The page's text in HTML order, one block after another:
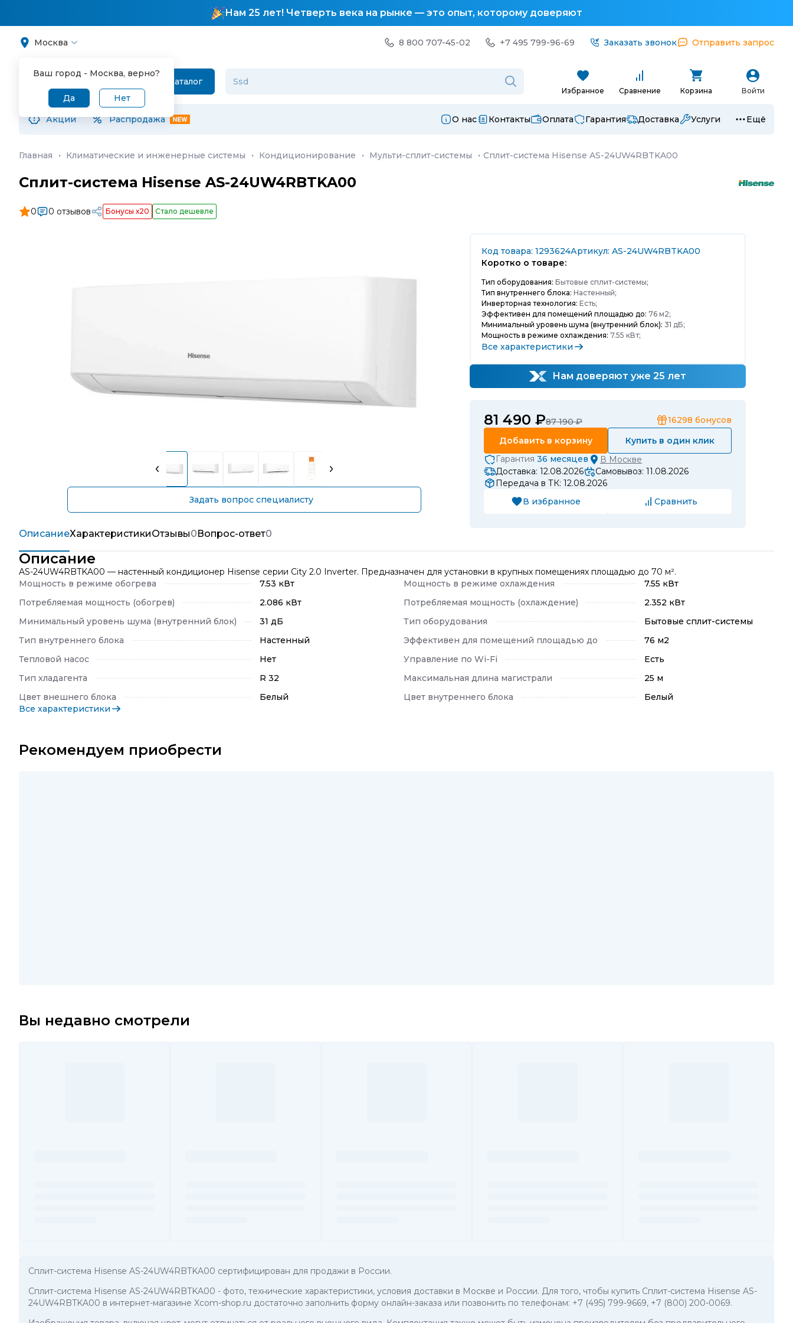
Нам 25 лет! Четверть века на рынке — это опыт, которому доверяют
Москва
Ваш город - Москва, верно?
Да Нет
8 800 707-45-02 +7 495 799-96-69 Заказать звонок Отправить запрос
Каталог
Избранное Сравнение Корзина Войти
Акции Распродажа О нас Контакты Оплата Гарантия Доставка Услуги Ещё
Главная · Климатические и инженерные системы · Кондиционирование · Мульти-сплит-системы · Сплит-система Hisense AS-24UW4RBTKA00
Сплит-система Hisense AS-24UW4RBTKA00
0 0 отзывов Бонусы х20 Стало дешевле
Задать вопрос специалисту
Код товара: 1293624Артикул: AS-24UW4RBTKA00
Коротко о товаре:
Тип оборудования: Бытовые сплит-системы;
Тип внутреннего блока: Настенный;
Инверторная технология: Есть;
Эффективен для помещений площадью до: 76 м2;
Минимальный уровень шума (внутренний блок): 31 дБ;
Мощность в режиме охлаждения: 7.55 кВт;
Все характеристики
Нам доверяют уже 25 лет
81 490 ₽87 190 ₽ 16298 бонусов
Добавить в корзину
Купить в один клик
Гарантия 36 месяцев В Москве
Доставка: 12.08.2026
Самовывоз: 11.08.2026
Передача в ТК: 12.08.2026
В избранное
Сравнить
ОписаниеХарактеристикиОтзывы0Вопрос-ответ0
Описание
AS-24UW4RBTKA00 — настенный кондиционер Hisense серии City 2.0 Inverter. Предназначен для установки в крупных помещениях площадью до 70 м².
Мощность в режиме обогрева
7.53 кВт Мощность в режиме охлаждения
7.55 кВт
Потребляемая мощность (обогрев)
2.086 кВт Потребляемая мощность (охлаждение)
2.352 кВт
Минимальный уровень шума (внутренний блок)
31 дБ Тип оборудования
Бытовые сплит-системы
Тип внутреннего блока
Настенный Эффективен для помещений площадью до
76 м2
Тепловой насос
Нет Управление по Wi-Fi
Есть
Тип хладагента
R 32 Максимальная длина магистрали
25 м
Цвет внешнего блока
Белый Цвет внутреннего блока
Белый
Все характеристики
Рекомендуем приобрести
Вы недавно смотрели
Сплит-система Hisense AS-24UW4RBTKA00 сертифицирован для продажи в России.
Сплит-система Hisense AS-24UW4RBTKA00 - фото, технические характеристики, условия доставки в Москве и России. Для того, чтобы купить Сплит-система Hisense AS-
24UW4RBTKA00 в интернет-магазине Xcom-shop.ru достаточно заполнить форму онлайн-заказа или позвонить по телефонам: +7 (495) 799-9669, +7 (800) 200-0069.